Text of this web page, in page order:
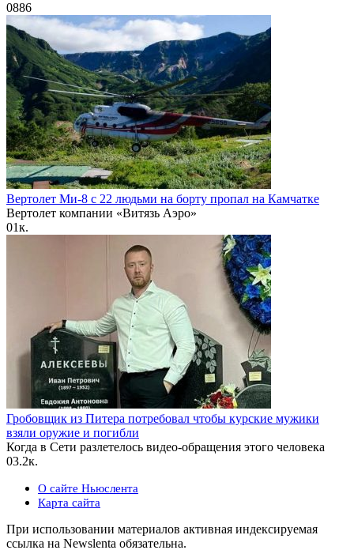
0886
Вертолет Ми-8 с 22 людьми на борту пропал на Камчатке
Вертолет компании «Витязь Аэро»
01к.
Гробовщик из Питера потребовал чтобы курские мужики
взяли оружие и погибли
Когда в Сети разлетелось видео-обращения этого человека
03.2к.
О сайте Ньюслента
Карта сайта
При использовании материалов активная индексируемая
ссылка на Newslenta обязательна.